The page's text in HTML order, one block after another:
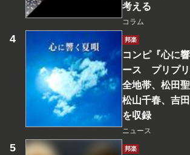
考える
コラム
邦楽
コンピ『心に
ース プリプリ
全地帯、松田
松山千春、吉
を収録
ニュース
邦楽